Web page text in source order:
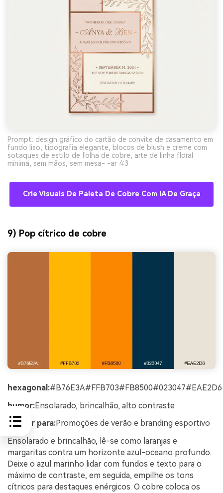
Prompt: design gráfico do cartão de convite de casamento em
fundo liso, tipografia elegante, blocos de blush e creme com
sotaques de estilo de folha de cobre, arte de linha floral
mínima, sem mãos, sem mesa- -ar 4:3
Crie Visuais De Paleta De Cobre Com IA De Graça
9) Pop cítrico de cobre
hexagonal:#B76E3A#FFB703#FB8500#023047#EAE2D6
humor:Ensolarado, brincalhão, alto contraste
Melhor para:Promoções de verão e branding esportivo
Ensolarado e brincalhão, lê-se como laranjas e
margaritas contra um horizonte azul-oceano profundo.
Deixe o azul marinho lidar com fundos e texto para o
máximo de contraste, em seguida, empilhe os tons
cítricos para destaques enérgicos. O cobre coloca os